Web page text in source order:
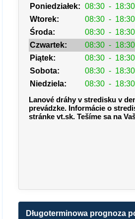
Poniedziałek: 08:30 - 18:30
Wtorek:
08:30 - 18:30
Środa:
08:30 - 18:30
Czwartek:
08:30 - 18:30
Piątek:
08:30 - 18:30
Sobota:
08:30 - 18:30
Niedziela:
08:30 - 18:30
Lanové dráhy v stredisku v
prevádzke. Informácie o
stránke vt.sk. Tešíme sa na
Długoterminowa prognoza